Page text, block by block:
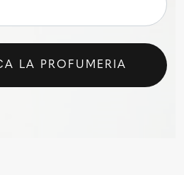
LA PROFUMERIA